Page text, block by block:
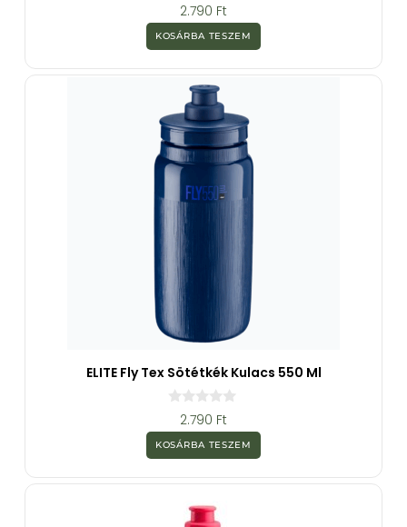
z
5
b
2.790 Ft
KOSÁRBA TESZEM
ELITE Fly Tex Sötétkék Kulacs 550 Ml
z
5
b
2.790 Ft
KOSÁRBA TESZEM